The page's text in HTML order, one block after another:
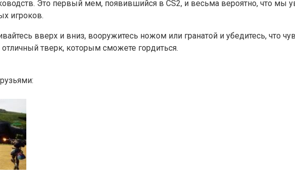
Это первый мем, появившийся в CS2, и весьма вероятно, что мы
игроков.
вверх и вниз, вооружитесь ножом или гранатой и убедитесь, что
тверк, которым сможете гордиться.